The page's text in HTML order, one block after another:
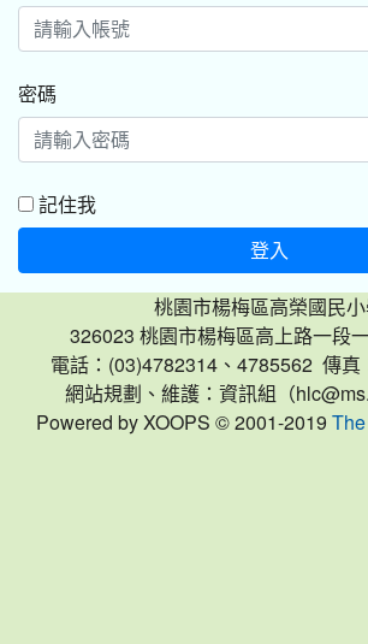
密碼
記住我
登入
桃園市楊梅區高榮國民
326023 桃園市楊梅區高上路一段
電話：(03)4782314、4785562 傳真
網站規劃、維護：資訊組（
Powered by XOOPS © 2001-2019